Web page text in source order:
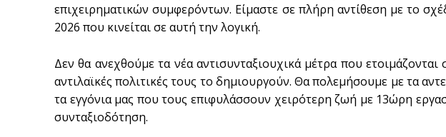
επιχειρηματικών συμφερόντων. Είμαστε σε πλήρη αντίθεση με το
2026 που κινείται σε αυτή την λογική.
Δεν θα ανεχθούμε τα νέα αντισυνταξιουχικά μέτρα που
αντιλαϊκές πολιτικές τους το δημιουργούν. Θα πολεμήσουμε με τα
τα εγγόνια μας που τους επιφυλάσσουν χειρότερη ζωή με 13ώρη
συνταξιοδότηση.